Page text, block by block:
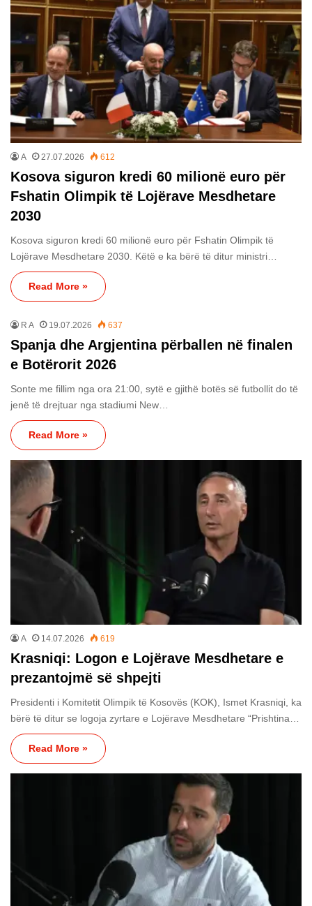
A 27.07.2026 612
Kosova siguron kredi 60 milionë euro për
Fshatin Olimpik të Lojërave Mesdhetare
2030
Kosova siguron kredi 60 milionë euro për Fshatin Olimpik të
Lojërave Mesdhetare 2030. Këtë e ka bërë të ditur ministri…
Read More »
R A 19.07.2026 637
Spanja dhe Argjentina përballen në finalen
e Botërorit 2026
Sonte me fillim nga ora 21:00, sytë e gjithë botës së futbollit do të
jenë të drejtuar nga stadiumi New…
Read More »
A 14.07.2026 619
Krasniqi: Logon e Lojërave Mesdhetare e
prezantojmë së shpejti
Presidenti i Komitetit Olimpik të Kosovës (KOK), Ismet Krasniqi, ka
bërë të ditur se logoja zyrtare e Lojërave Mesdhetare “Prishtina…
Read More »